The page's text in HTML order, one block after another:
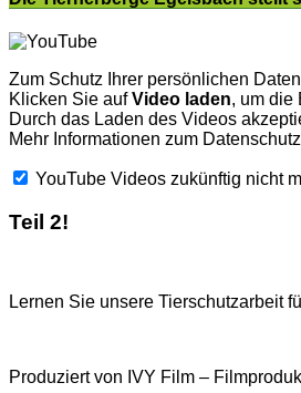
Zum Schutz Ihrer persönlichen
Klicken Sie aufVideo laden, um die
Durch das Laden des Videos
Mehr Informationen zum
YouTube Videos zukünftig nicht
Teil 2!
Lernen Sie unsere Tierschutzarbeit
Produziert von IVY Film –